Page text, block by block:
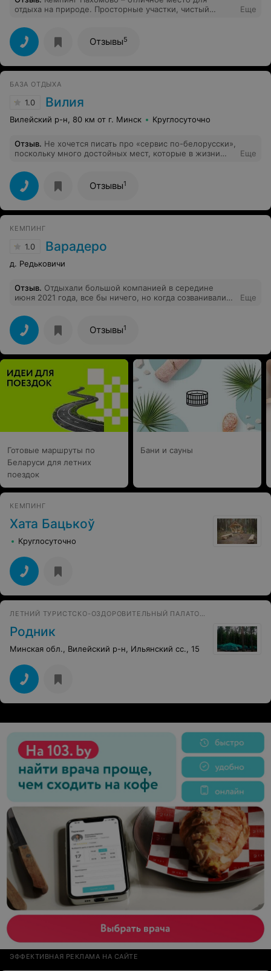
отдыха на природе. Просторные участки, чистый
условия для отдыха. Удобства включают туалеты, а
также места для приготовления еды. Персонал
дружелюбный и готов помочь. Вечерами можно
наслаждаться костром и звёздным небом. Рекомендую
для семейного отдыха и активного
друзьям! Вернемся в следующем сезоне снова ,
обязательно!)
Еще
Отзывы5
БАЗА ОТДЫХА
1.0 Вилия
Вилейский р-н, 80 км от г. Минск Круглосуточно
Отзыв. Не хочется писать про «сервис по-белорусски»,
поскольку много достойных мест, которые в жизни
неуважительного обращения с клиентами. Также,
когда жаркая погода - нету кондиционеров, что
доставляет определённый дискомфорт.
Еще
Отзывы1
КЕМПИНГ
1.0 Варадеро
д. Редьковичи
Отзыв. Отдыхали большой компанией в середине
июня 2021 года, все бы ничего, но когда созванивались
человека, нас это устраивало. По итогу мы оплатили
беседки, как цыплят нас пересчитали по головам..
ок!.., но потом нам предъявили, что мы обязаны
оплатить за каждую машину и за каждую(нашу)
палатку. Это как так???? Все понятно, люди
зарабатывают деньги, но.... мы должны быть в курсе
цен. Природа классная, водичка супер, но за такие
деньги
Еще
Отзывы1
Готовые маршруты по
Беларуси для летних
поездок
Бани и сауны
КЕМПИНГ
Хата Бацькоў
Круглосуточно
ЛЕТНИЙ ТУРИСТСКО-ОЗДОРОВИТЕЛЬНЫЙ ПАЛАТОЧНЫЙ ЛАГЕРЬ
Родник
Минская обл., Вилейский р-н, Ильянский сс., 15
ЭФФЕКТИВНАЯ РЕКЛАМА НА САЙТЕ